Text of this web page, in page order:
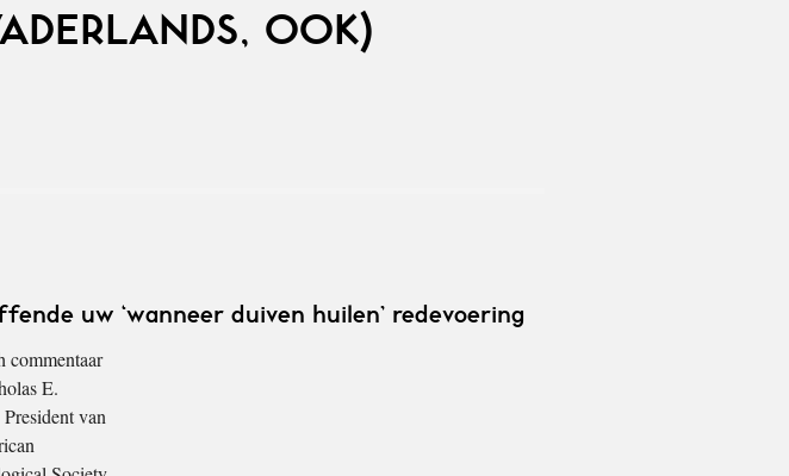
OOK)
uw ‘wanneer duiven huilen’ redevoering
commentaar
E.
van